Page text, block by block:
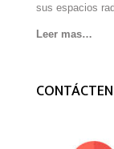
sus espacios
Leer mas…